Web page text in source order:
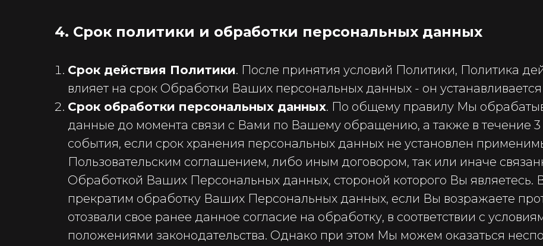
4. Срок политики и обработки персональных данных
Срок действия Политики. После принятия условий Политики, Политика
влияет на срок Обработки Ваших персональных данных - он
Срок обработки персональных данных. По общему правилу Мы
данные до момента связи с Вами по Вашему обращению, а также в течение 3
события, если срок хранения персональных данных не установлен
Пользовательским соглашением, либо иным договором, так или иначе
Обработкой Ваших Персональных данных, стороной которого Вы являетесь.
прекратим обработку Ваших Персональных данных, если Вы возражаете
отозвали свое ранее данное согласие на обработку, в соответствии с
положениями законодательства. Однако при этом Мы можем оказаться